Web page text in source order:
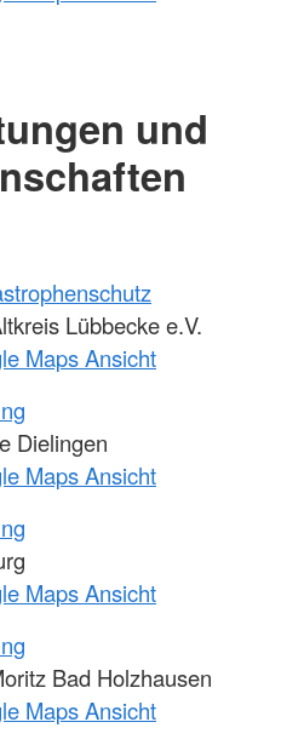
und
Lübbecke e.V.
Maps Ansicht
Dielingen
Maps Ansicht
Maps Ansicht
Bad Holzhausen
Maps Ansicht